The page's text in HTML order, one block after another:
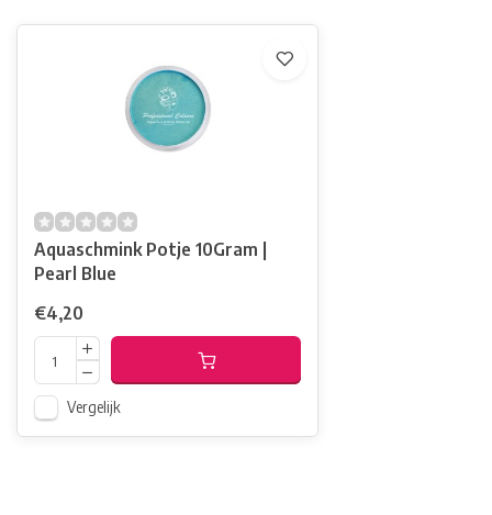
Aquaschmink Potje 10Gram |
Pearl Blue
€4,20
Vergelijk